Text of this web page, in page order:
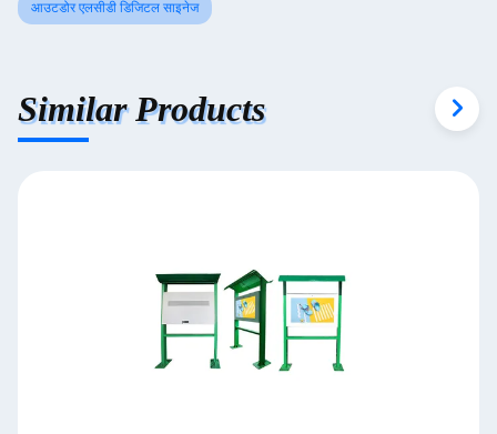
आउटडोर एलसीडी डिजिटल साइनेज
Similar Products